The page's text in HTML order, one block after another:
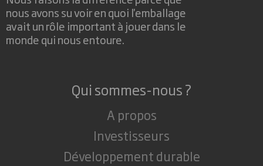
nous avons su voir en quoi l'emballage
avait un rôle important à jouer dans le
monde qui nous entoure.
Qui sommes-nous ?
A propos
Investisseurs
Développement durable